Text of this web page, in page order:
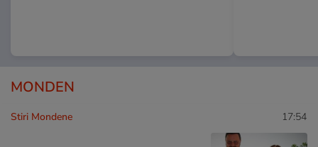
MONDEN
Stiri Mondene 17:54